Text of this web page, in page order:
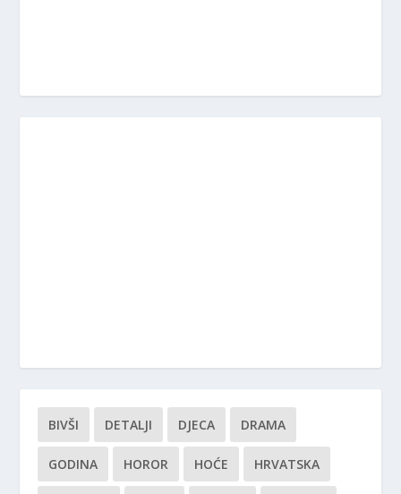
BIVŠI DETALJI DJECA DRAMA
GODINA HOROR HOĆE HRVATSKA